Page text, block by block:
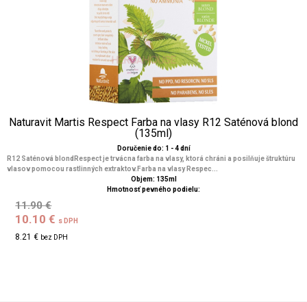
Naturavit Martis Respect Farba na vlasy R12 Saténová blond
(135ml)
Doručenie do: 1 - 4 dní
R12 Saténová blondRespect je trvácna farba na vlasy, ktorá chráni a posilňuje štruktúru
vlasov pomocou rastlinných extraktov.Farba na vlasy Respec...
Objem: 135ml
Hmotnosť pevného podielu:
11.90 €
10.10 € s DPH
8.21 € bez DPH